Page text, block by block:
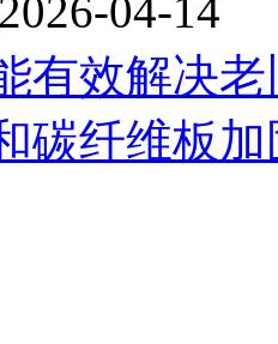
2026-04-14
有效解决
碳纤维板